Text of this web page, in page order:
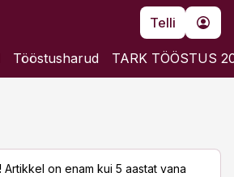
Telli
Tööstusharud TARK TÖÖSTUS
Artikkel on enam kui 5 aastat vana